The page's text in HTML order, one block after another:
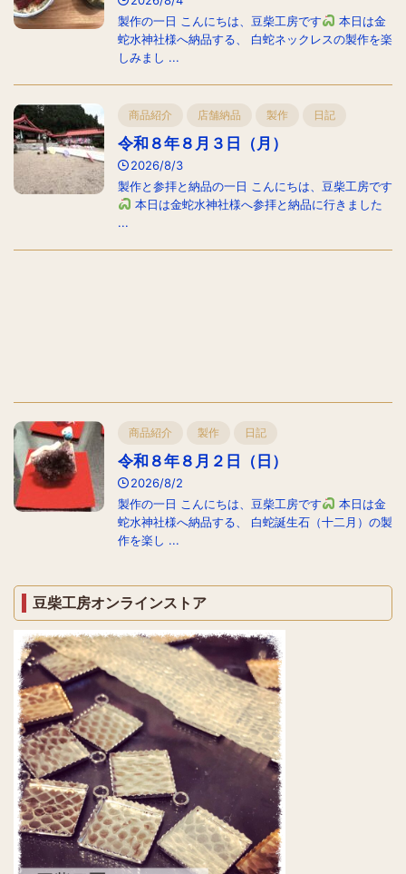
製作の一日 こんにちは、豆柴工房です
本日は金
蛇水神社様へ納品する、 白蛇ネックレスの製作を楽
しみまし ...
商品紹介 店舗納品 製作 日記
令和８年８月３日（月）
2026/8/3
製作と参拝と納品の一日 こんにちは、豆柴工房です
本日は金蛇水神社様へ参拝と納品に行きました
...
商品紹介 製作 日記
令和８年８月２日（日）
2026/8/2
製作の一日 こんにちは、豆柴工房です
本日は金
蛇水神社様へ納品する、 白蛇誕生石（十二月）の製
作を楽し ...
豆柴工房オンラインストア